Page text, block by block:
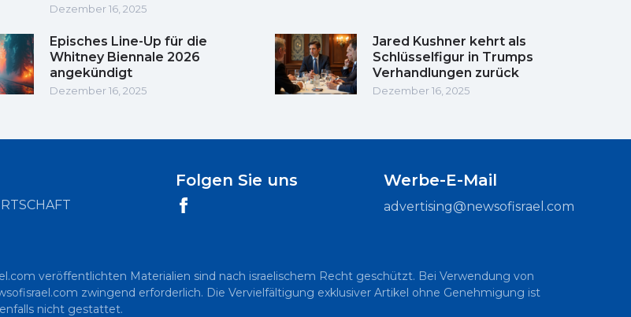
Dezember 16, 2025
Episches Line-Up für die
Whitney Biennale 2026
angekündigt
Dezember 16, 2025
Jared Kushner kehrt als
Schlüsselfigur in Trumps
Verhandlungen zurück
Dezember 16, 2025
Folgen Sie uns Werbe-E-Mail
advertising@newsofisrael.com
veröffentlichten Materialien sind nach israelischem Recht geschützt. Bei Verwendung von
zwingend erforderlich. Die Vervielfältigung exklusiver Artikel ohne Genehmigung ist
nicht gestattet.